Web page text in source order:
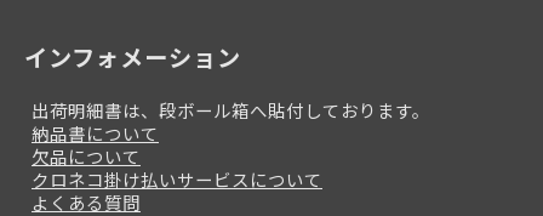
インフォメーション
出荷明細書は、段ボール箱へ貼付しております。
納品書について
欠品について
クロネコ掛け払いサービスについて
よくある質問